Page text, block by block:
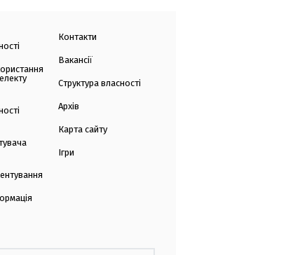
Контакти
Вакансії
Структура власності
Архів
Карта сайту
Ігри